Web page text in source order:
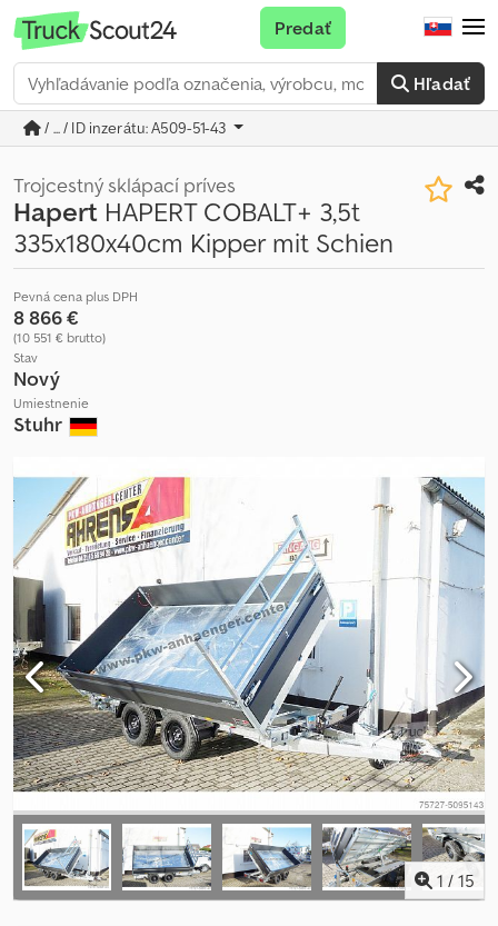
Hľadať
Predať
/ ... / ID inzerátu: A509-51-43
Trojcestný sklápací príves
Hapert HAPERT COBALT+ 3,5t
335x180x40cm Kipper mit Schien
Pevná cena plus DPH
8 866 €
(10 551 € brutto)
Stav
Nový
Umiestnenie
Stuhr
1 / 15